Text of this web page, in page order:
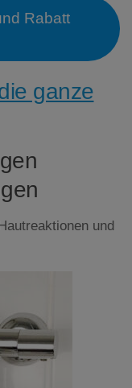
Rabatt
ganze
und